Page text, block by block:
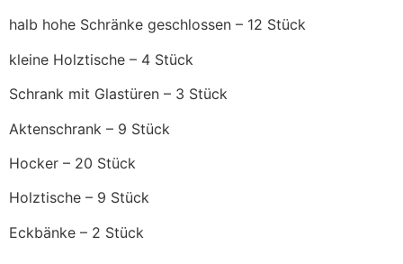
halb hohe Schränke geschlossen – 12 Stück
kleine Holztische – 4 Stück
Schrank mit Glastüren – 3 Stück
Aktenschrank – 9 Stück
Hocker – 20 Stück
Holztische – 9 Stück
Eckbänke – 2 Stück